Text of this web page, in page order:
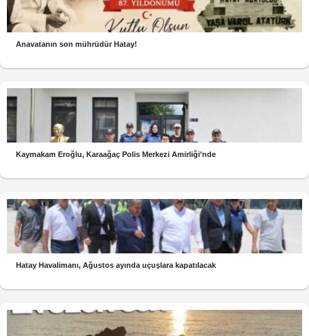
Anavatanın son mührüdür Hatay!
Kaymakam Eroğlu, Karaağaç Polis Merkezi Amirliği’nde
Hatay Havalimanı, Ağustos ayında uçuşlara kapatılacak